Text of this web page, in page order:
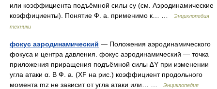
или коэффициента подъёмной силы сy (см. Аэродинамические
коэффициенты). Понятие Ф. а. применимо к… …
Энциклопедия
техники
фокус аэродинамический — Положения аэродинамического
фокуса и центра давления. фокус аэродинамический — точка
приложения приращения подъёмной силы ∆Y при изменении
угла атаки α. В Ф. а. (XF на рис.) коэффициент продольного
момента mz не зависит от угла атаки или… …
Энциклопедия